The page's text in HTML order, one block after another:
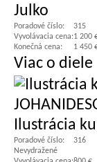
Julko
Poradové číslo:
315
Vyvolávacia cena:1 200
Konečná cena:
1 450
Viac o diele
Ilustrácia
Poradové číslo:
316
Nevydražené